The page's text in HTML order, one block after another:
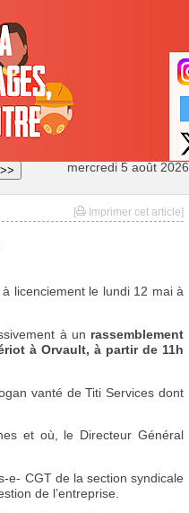
mercredi 5 août 2026
[ Imprimer cet article]
licenciement le lundi 12 mai à
à un rassemblement
à Orvault, à partir de 11h
vanté de Titi Services dont
et où, le Directeur Général
e- CGT de la section syndicale
de l’entreprise.